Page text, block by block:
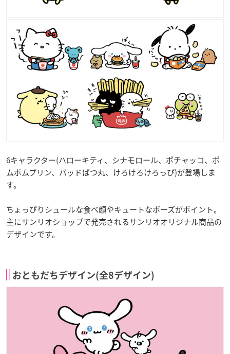
6キャラクター(ハローキティ、シナモロール、ポチャッコ、ポ
ムポムプリン、バッドばつ丸、けろけろけろっぴ)が登場しま
す。
ちょっぴりシュールな食べ顔やキュートなポーズがポイント。
主にサンリオショップで発売されるサンリオオリジナル商品の
デザインです。
おともだちデザイン(全8デザイン)